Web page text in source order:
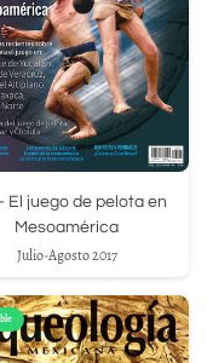
- El juego de pelota en
Mesoamérica
Julio-Agosto 2017